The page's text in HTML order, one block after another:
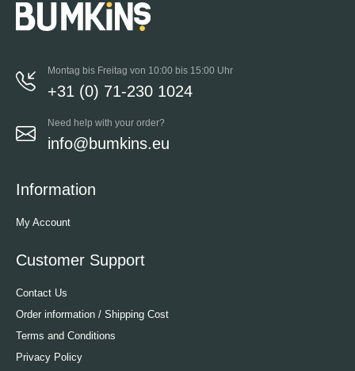
Montag bis Freitag von 10:00 bis 15:00 Uhr
+31 (0) 71-230 1024
Need help with your order?
info@bumkins.eu
Information
My Account
Customer Support
Contact Us
Order information / Shipping Cost
Terms and Conditions
Privacy Policy